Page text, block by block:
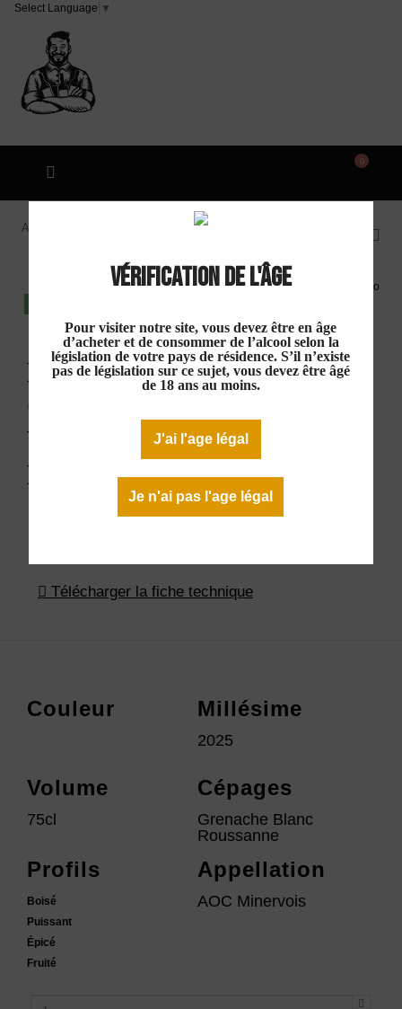
Vérification de l'âge
Pour visiter notre site, vous devez être en âge
d’acheter et de consommer de l’alcool selon la
législation de votre pays de résidence. S’il n’existe
pas de législation sur ce sujet, vous devez être âgé
de 18 ans au moins.
J'ai l'age légal
Je n'ai pas l'age légal
Select Language ▼
0
Accueil
Domaine Les Combes Cachées "Combe Violon"
Domaine Les
Combes Cachées "Combe
Violon" AOP Minervois
Blanc 2025
18,00 € En stock
Télécharger la fiche technique
Couleur Millésime
2025
Volume
75cl
Cépages
Grenache Blanc
Roussanne
Profils
Boisé
Puissant
Épicé
Fruité
Appellation
AOC Minervois